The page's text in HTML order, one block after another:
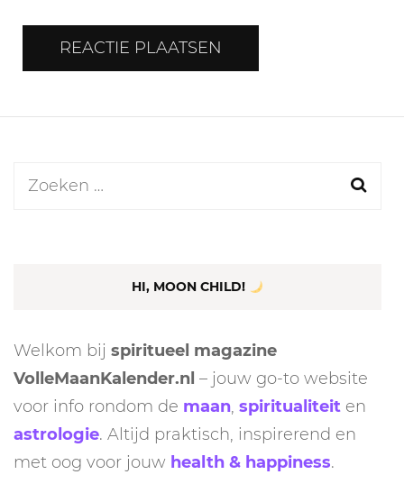
Zoeken
HI, MOON CHILD!
Welkom bij spiritueel magazine
VolleMaanKalender.nl – jouw go-to website
voor info rondom de maan, spiritualiteit en
astrologie. Altijd praktisch, inspirerend en
met oog voor jouw health & happiness.